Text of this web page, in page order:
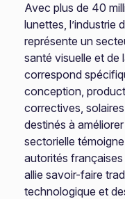
Avec plus de 40
lunettes, l’industrie
représente un
santé visuelle et de
correspond
conception,
correctives,
destinés à
sectorielle
autorités
allie savoir-faire
technologique et